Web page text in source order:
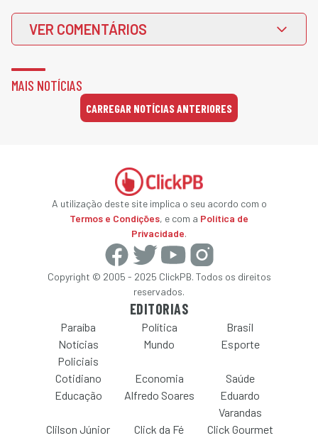
VER COMENTÁRIOS
MAIS NOTÍCIAS
CARREGAR NOTÍCIAS ANTERIORES
A utilização deste site implica o seu acordo com o
Termos e Condições, e com a Política de
Privacidade.
Copyright © 2005 - 2025 ClickPB. Todos os direitos
reservados.
EDITORIAS
Paraíba Política
Brasil
Notícias
Policiais
Mundo Esporte
Cotidiano Economia
Saúde
Educação
Alfredo Soares
Eduardo
Varandas
Clilson Júnior
Click da Fé Click Gourmet